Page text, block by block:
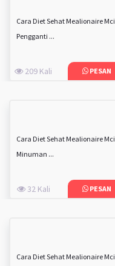
Cara Diet Sehat Mealionaire Mci
Pengganti ...
209 Kali PESAN
Cara Diet Sehat Mealionaire Mci
Minuman ...
32 Kali PESAN
Cara Diet Sehat Mealionaire Mci